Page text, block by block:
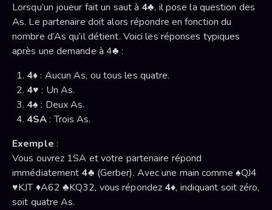
Lorsqu’un joueur fait un saut à 4♣, il pose la question des
As. Le partenaire doit alors répondre en fonction du
nombre d’As qu’il détient. Voici les réponses typiques
après une demande à 4♣ :
4♦: Aucun As, ou tous les quatre.
4♥ : Un As.
4♠ : Deux As.
4SA: Trois As.
Exemple :
Vous ouvrez 1SA et votre partenaire répond
immédiatement 4♣ (Gerber). Avec une main comme ♠QJ4
♥KJT ♦A62 ♣KQ32, vous répondez 4♦, indiquant soit zéro,
soit quatre As.